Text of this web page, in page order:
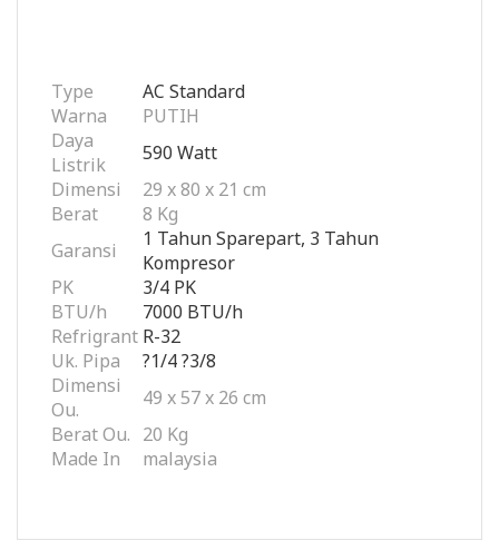
Type
AC Standard
Warna
PUTIH
Daya
Listrik
590 Watt
Dimensi
29 x 80 x 21 cm
Berat
8 Kg
Garansi
1 Tahun Sparepart, 3 Tahun
Kompresor
PK
3/4 PK
BTU/h
7000 BTU/h
Refrigrant R-32
Uk. Pipa
?1/4 ?3/8
Dimensi
Ou.
49 x 57 x 26 cm
Berat Ou. 20 Kg
Made In
malaysia